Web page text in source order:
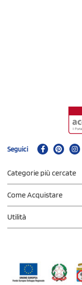
Seguici
Categorie più cercate
Come Acquistare
Utilità